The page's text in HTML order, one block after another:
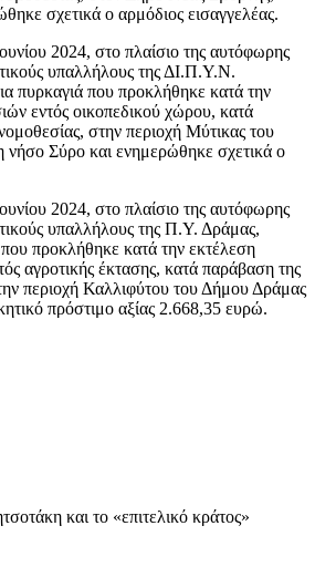
σχετικά ο αρμόδιος εισαγγελέας.
2024, στο πλαίσιο της αυτόφωρης
υπαλλήλους της ΔΙ.Π.Υ.Ν.
πυρκαγιά που προκλήθηκε κατά την
εντός οικοπεδικού χώρου, κατά
στην περιοχή Μύτικας του
Σύρο και ενημερώθηκε σχετικά ο
2024, στο πλαίσιο της αυτόφωρης
υπαλλήλους της Π.Υ. Δράμας,
προκλήθηκε κατά την εκτέλεση
αγροτικής έκτασης, κατά παράβαση της
περιοχή Καλλιφύτου του Δήμου Δράμας
πρόστιμο αξίας 2.668,35 ευρώ.